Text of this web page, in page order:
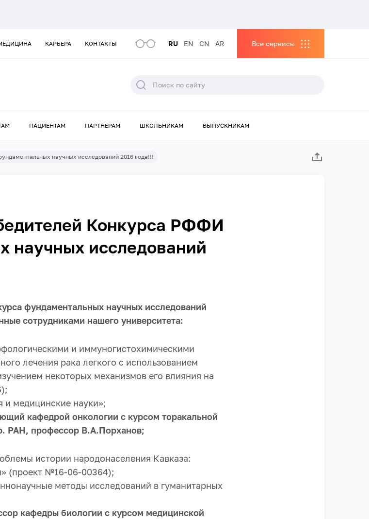
КАРЬЕРА КОНТАКТЫ RU EN CN AR Все сервисы
ПАЦИЕНТАМ ПАРТНЕРАМ ШКОЛЬНИКАМ ВЫПУСКНИКАМ
научных исследований 2016 года!!!
Конкурса РФФИ
научных исследований
фундаментальных научных исследований
сотрудниками нашего университета:
и иммуногистохимическими
лечения рака легкого с использованием
некоторых механизмов его влияния на
и медицинские науки»;
кафедрой онкологии с курсом торакальной
РАН, профессор В.А.Порханов;
истории народонаселения Кавказа:
(проект №16-06-00364);
методы исследований в гуманитарных
кафедры биологии с курсом медицинской